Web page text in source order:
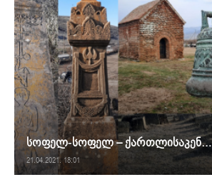
სოფელ-სოფელ – ქართლისაკენ…
21.04.2021. 18:01